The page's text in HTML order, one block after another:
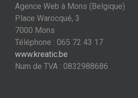
Agence Web à Mons (Belgique)
Place Warocqué, 3
7000 Mons
Téléphone : 065 72 43 17
www.kreatic.be
Num de TVA : 0832988686